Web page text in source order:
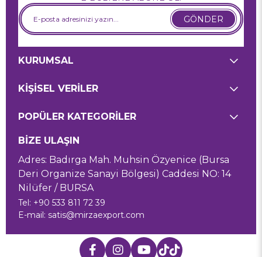
GÖNDER
KURUMSAL
KİŞİSEL VERİLER
POPÜLER KATEGORİLER
BİZE ULAŞIN
Adres: Badırga Mah. Muhsin Özyenice (Bursa
Deri Organize Sanayi Bölgesi) Caddesi NO: 14
Nilüfer / BURSA
Tel: +90 533 811 72 39
E-mail: satis@mirzaexport.com